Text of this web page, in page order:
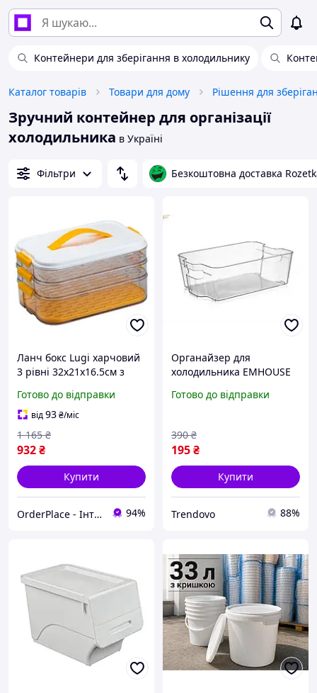
Контейнери для зберігання в холодильнику
Каталог товарів Товари для дому Рішення для
Зручний контейнер для організації
холодильника в Україні
Фільтри Безкоштовна доставка
Ланч бокс Lugi харчовий
3 рівні 32х21х16.5см з
контейнер їжі судок
організація холодильника
Готово до відправки
від93₴/міс
932₴
1 165 ₴
Купити
OrderPlace - Інтернет-магазин товарів для дому 94%
Органайзер для
холодильника EMHOUSE
продуктів і зручної
Готово до відправки
195₴
390 ₴
Купити
Trendovo 88%